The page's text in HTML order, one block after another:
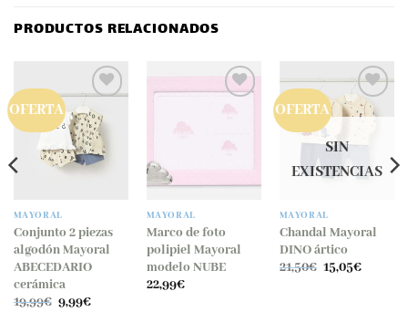
PRODUCTOS RELACIONADOS
OFERTA
Añadir
a la
lista
de
deseos
MAYORAL
Conjunto 2 piezas
algodón Mayoral
ABECEDARIO
cerámica
19,99€ El
9,99€El
Añadir
lista
MAYORAL
Marco de foto
polipiel Mayoral
modelo NUBE
22,99€
OFERTA
Añadir
deseos
SIN
EXISTENCIAS
MAYORAL
Chandal Mayoral
DINO ártico
21,50€ El
15,05€El